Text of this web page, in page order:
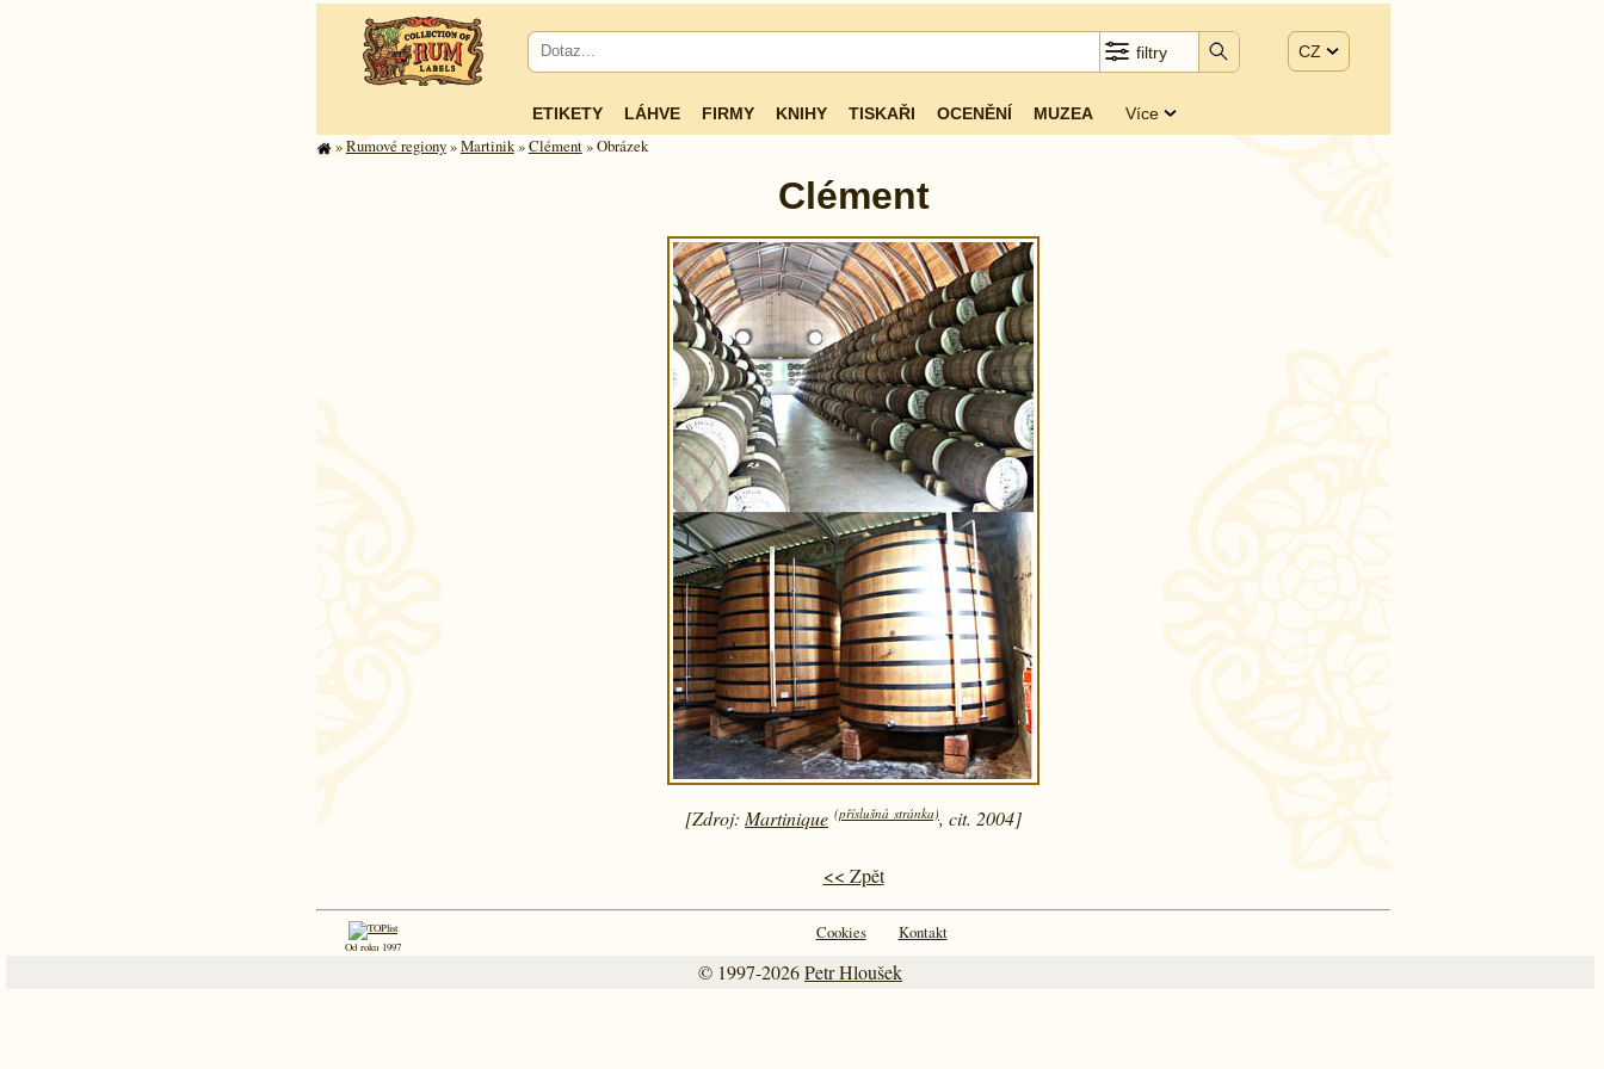
filtry CZ
ETIKETY LÁHVE FIRMY KNIHY TISKAŘI OCENĚNÍ MUZEA Více
»Rumové regiony»Martinik»Clément» Obrázek
Clément
[Zdroj: Martinique (příslušná stránka), cit. 2004]
<< Zpět
Od roku 1997
Cookies Kontakt
© 1997-2026Petr Hloušek